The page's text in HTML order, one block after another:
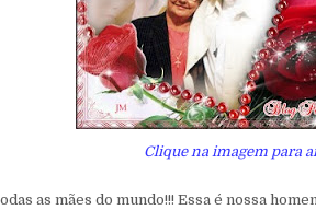
Clique na imagem para
as mães do mundo!!! Essa é nossa